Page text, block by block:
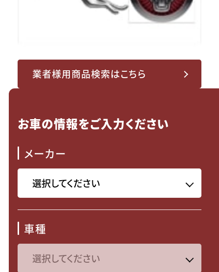
業者様用商品検索はこちら
お車の情報をご入力ください
メーカー
車種